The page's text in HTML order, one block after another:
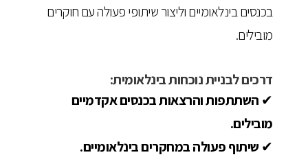
בכנסים בינלאומיים וליצור שיתופי פעולה עם חוקרים
מובילים.
דרכים לבניית נוכחות בינלאומית:
✔ השתתפות והרצאות בכנסים אקדמיים
מובילים.
✔ שיתוף פעולה במחקרים בינלאומיים.